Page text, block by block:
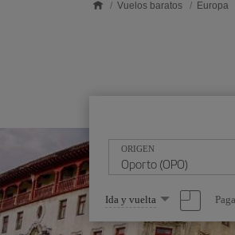
Vuelos baratos Europa
ORIGEN
Seleccione
una
opción
Ida y vuelta